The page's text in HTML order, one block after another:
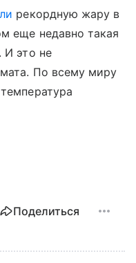
рекордную жару в
еще недавно такая
И это не
По всему миру
температура
Поделиться